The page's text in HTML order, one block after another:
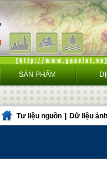
SẢN PHẨM
Tư liệu nguồn Dữ liệu